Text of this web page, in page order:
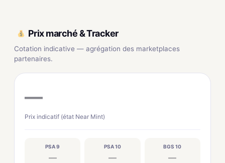
Prix marché & Tracker
Cotation indicative — agrégation des marketplaces
partenaires.
—
Prix indicatif (état Near Mint)
PSA 9
—
PSA 10
—
BGS 10
—